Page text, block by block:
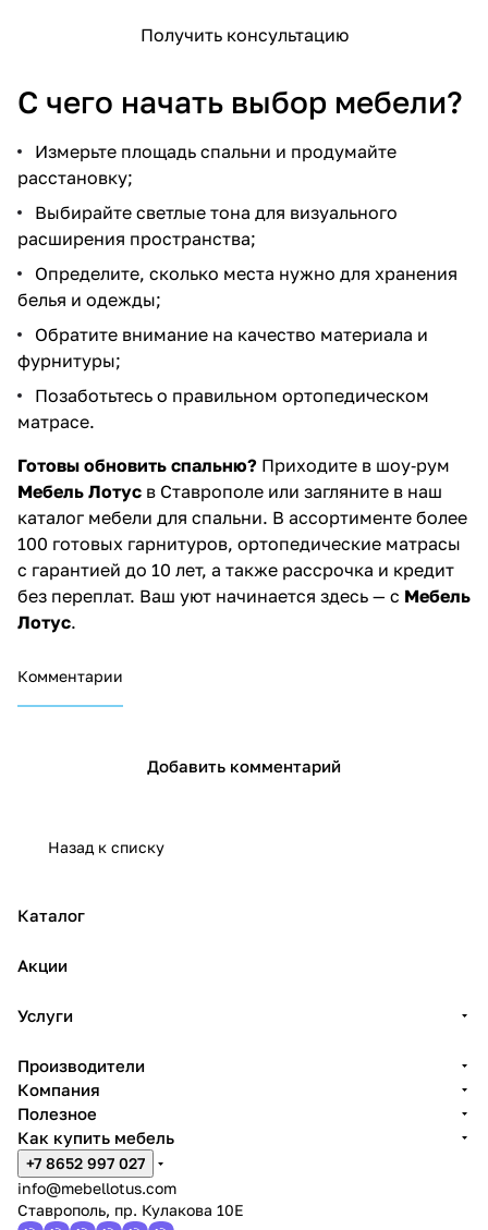
Получить консультацию
С чего начать выбор мебели?
Измерьте площадь спальни и продумайте
расстановку;
Выбирайте светлые тона для визуального
расширения пространства;
Определите, сколько места нужно для хранения
белья и одежды;
Обратите внимание на качество материала и
фурнитуры;
Позаботьтесь о правильном ортопедическом
матрасе.
Готовы обновить спальню? Приходите в шоу‑рум
Мебель Лотус в Ставрополе или загляните в наш
каталог мебели для спальни. В ассортименте более
100 готовых гарнитуров, ортопедические матрасы
с гарантией до 10 лет, а также рассрочка и кредит
без переплат. Ваш уют начинается здесь — с Мебель
Лотус.
Комментарии
Добавить комментарий
Назад к списку
Каталог
Акции
Услуги
Производители
Компания
Полезное
Как купить мебель
+7 8652 997 027
info@mebellotus.com
Ставрополь, пр. Кулакова 10Е